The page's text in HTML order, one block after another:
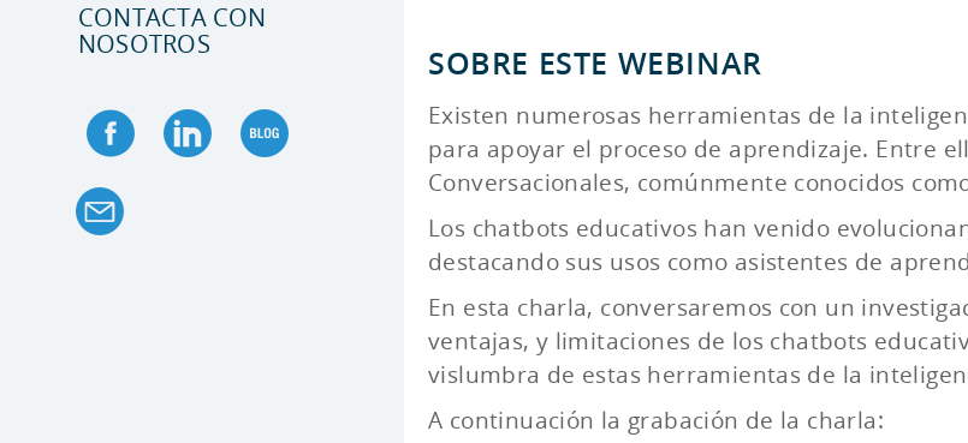
CONTACTA CON
NOSOTROS
SOBRE ESTE WEBINAR
Existen numerosas herramientas de la
para apoyar el proceso de aprendizaje. Entre
Conversacionales, comúnmente conocidos
Los chatbots educativos han venido
destacando sus usos como asistentes de
En esta charla, conversaremos con un
ventajas, y limitaciones de los chatbots
vislumbra de estas herramientas de la
A continuación la grabación de la charla: